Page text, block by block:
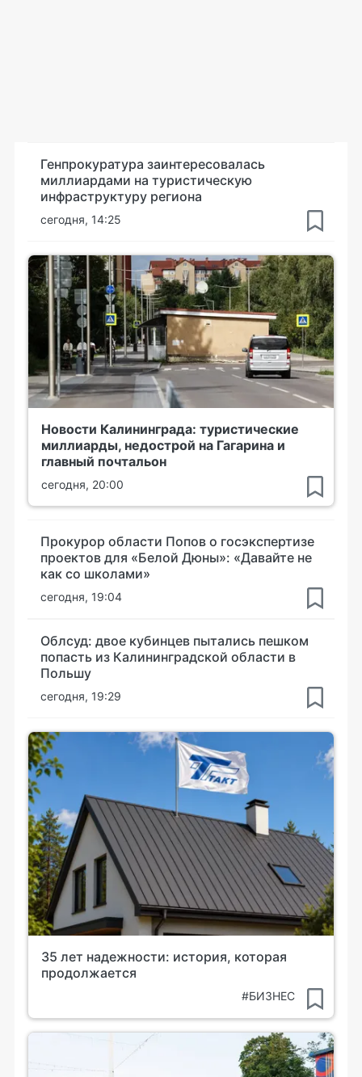
Генпрокуратура заинтересовалась
миллиардами на туристическую
инфраструктуру региона
сегодня, 14:25
Новости Калининграда: туристические
миллиарды, недострой на Гагарина и
главный почтальон
сегодня, 20:00
Прокурор области Попов о госэкспертизе
проектов для «Белой Дюны»: «Давайте не
как со школами»
сегодня, 19:04
Облсуд: двое кубинцев пытались пешком
попасть из Калининградской области в
Польшу
сегодня, 19:29
35 лет надежности: история, которая
продолжается
#БИЗНЕС